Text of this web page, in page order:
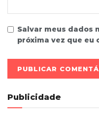
Salvar meus dados
próxima vez que eu
Publicidade